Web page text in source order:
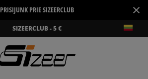
PRISIJUNK PRIE SIZEERCLUB ×
SIZEERCLUB - 5 €